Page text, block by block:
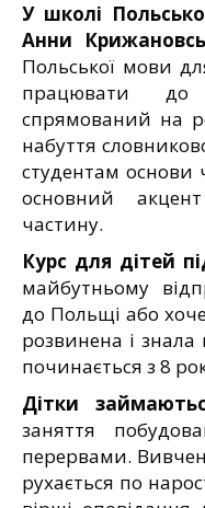
У школі
Анни
Польської мови
працювати
спрямований на
набуття
студентам основи
основний
частину.
Курс для дітей
майбутньому
до Польщі або
розвинена і знала
починається з 8
Дітки
заняття
перервами.
рухається по